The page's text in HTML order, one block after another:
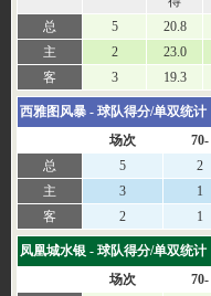
总
5 20.8
主
2 23.0
客
3 19.3
西雅图风暴 - 球队得分/单双统计
场次
70-
总
5 2
主
3 1
客
2 1
凤凰城水银 - 球队得分/单双统计
场次
70-